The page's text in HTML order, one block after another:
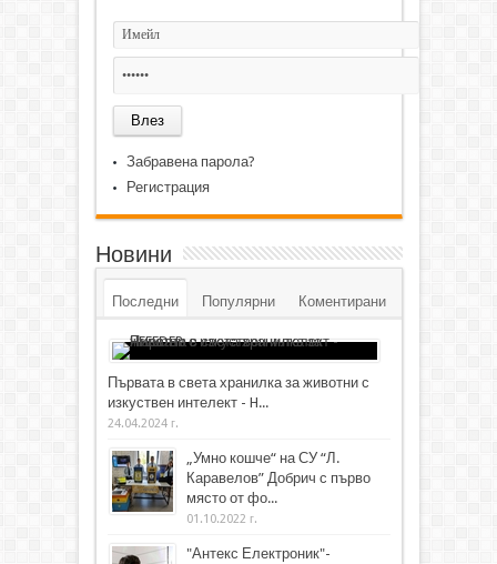
Забравена парола?
Регистрация
Новини
Последни Популярни Коментирани
Първата в света хранилка за животни с
изкуствен интелект - H...
24.04.2024 г.
„Умно кошче“ на СУ “Л.
Каравелов” Добрич с първо
място от фо...
01.10.2022 г.
"Антекс Електроник"-